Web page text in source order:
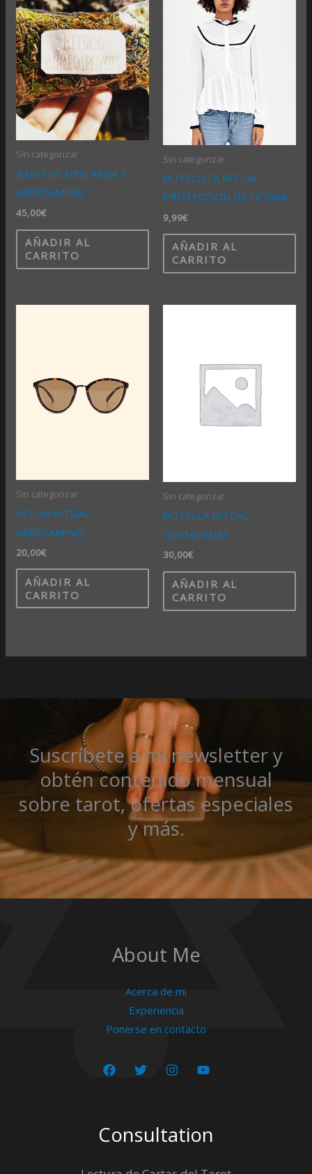
Sin categorizar
BAÑO DE DESCARGA Y
ABRECAMINO
45,00€
AÑADIR AL
CARRITO
Sin categorizar
BOTELLITA RITUAL
PROTECCION DE HOGAR
9,99€
AÑADIR AL
CARRITO
Sin categorizar
VELON RITUAL
ABRECAMINO
20,00€
AÑADIR AL
CARRITO
Sin categorizar
BOTELLA RITUAL
QUITAPENAS
30,00€
AÑADIR AL
CARRITO
Suscríbete a mi newsletter y
obtén contenido mensual
sobre tarot, ofertas especiales
y más.
About Me
Acerca de mi
Experiencia
Ponerse en contacto
Consultation